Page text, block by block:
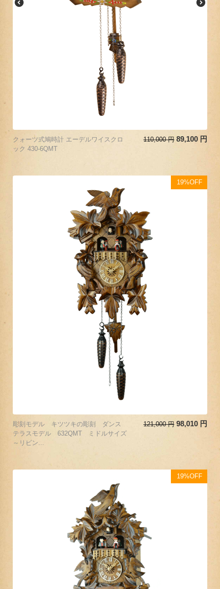
クォーツ式鳩時計 エーデルワイスクロ
ック 430-6QMT
110,000 円 89,100 円
19%OFF
彫刻モデル キツツキの彫刻 ダンス
テラスモデル 632QMT ミドルサイズ
～リビン...
121,000 円 98,010 円
19%OFF